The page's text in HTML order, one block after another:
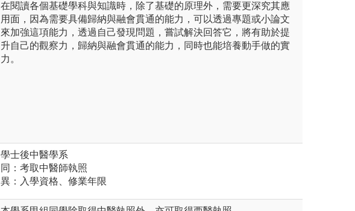
在閱讀各個基礎學科與知識時，除了基礎的原理外，需要更深究其應
用面，因為需要具備歸納與融會貫通的能力，可以透過專題或小論文
來加強這項能力，透過自己發現問題，嘗試解決回答它，將有助於提
升自己的觀察力，歸納與融會貫通的能力，同時也能培養動手做的實
力。
學士後中醫學系
同：考取中醫師執照
異：入學資格、修業年限